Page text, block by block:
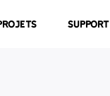
Support